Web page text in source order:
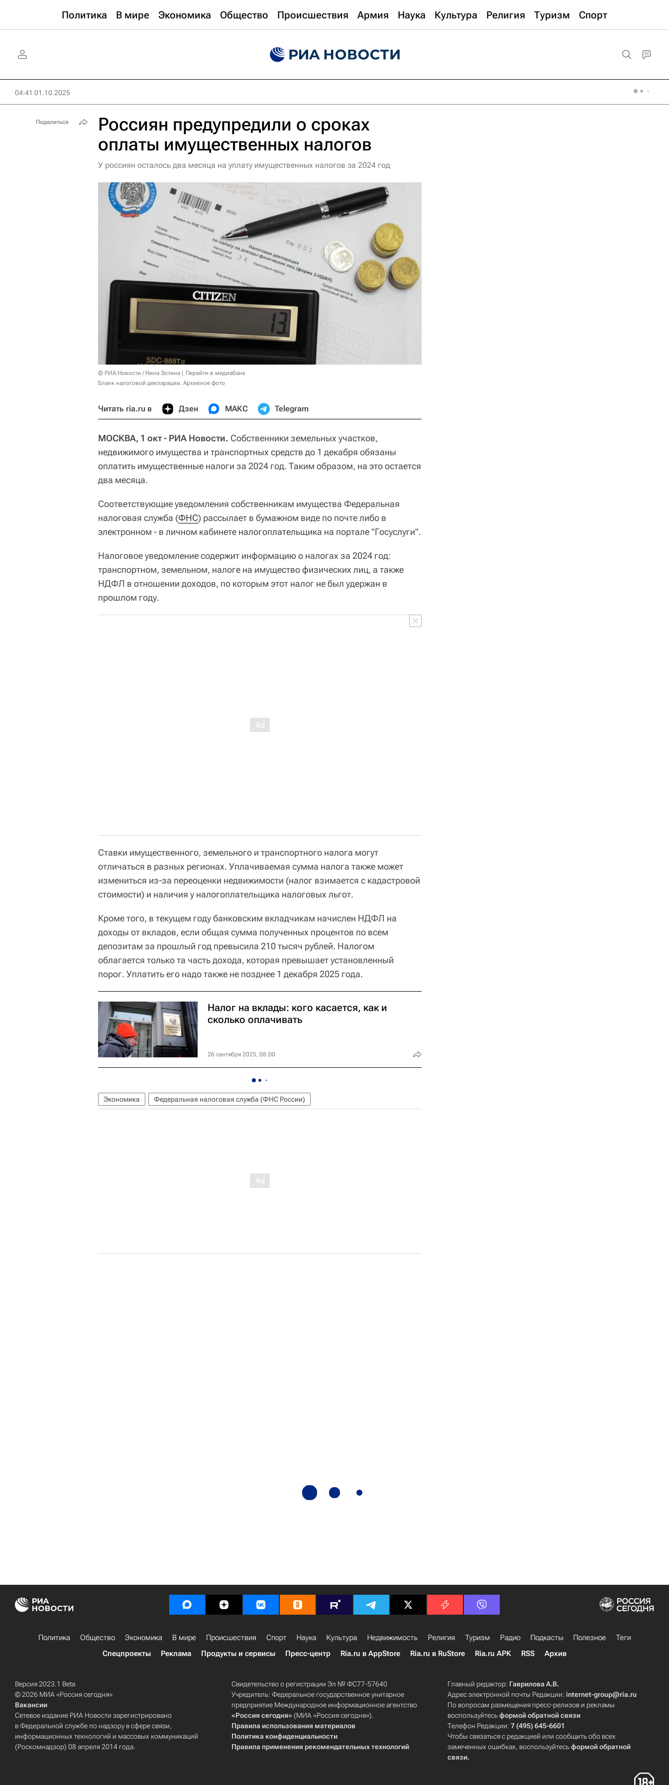
Политика В мире Экономика Общество Происшествия Армия Наука Культура Религия Туризм Спорт
04:41 01.10.2025
Россиян предупредили о сроках
оплаты имущественных налогов
У россиян осталось два месяца на уплату имущественных налогов за 2024 год
© РИА Новости / Нина Зотина
Перейти в медиабанк
Бланк налоговой декларации. Архивное фото
Читать ria.ru в Дзен МАКС Telegram
МОСКВА, 1 окт - РИА Новости. Собственники земельных участков,
недвижимого имущества и транспортных средств до 1 декабря обязаны
оплатить имущественные налоги за 2024 год. Таким образом, на это остается
два месяца.
Соответствующие уведомления собственникам имущества Федеральная
налоговая служба (ФНС) рассылает в бумажном виде по почте либо в
электронном - в личном кабинете налогоплательщика на портале "Госуслуги".
Налоговое уведомление содержит информацию о налогах за 2024 год:
транспортном, земельном, налоге на имущество физических лиц, а также
НДФЛ в отношении доходов, по которым этот налог не был удержан в
прошлом году.
Ставки имущественного, земельного и транспортного налога могут
отличаться в разных регионах. Уплачиваемая сумма налога также может
измениться из-за переоценки недвижимости (налог взимается с кадастровой
стоимости) и наличия у налогоплательщика налоговых льгот.
Кроме того, в текущем году банковским вкладчикам начислен НДФЛ на
доходы от вкладов, если общая сумма полученных процентов по всем
депозитам за прошлый год превысила 210 тысяч рублей. Налогом
облагается только та часть дохода, которая превышает установленный
порог. Уплатить его надо также не позднее 1 декабря 2025 года.
Налог на вклады: кого касается, как и
сколько оплачивать
26 сентября 2025, 08:00
Экономика Федеральная налоговая служба (ФНС России)
Поделиться
Политика Общество Экономика В мире Происшествия Спорт Наука Культура Недвижимость Религия Туризм Радио Подкасты Полезное
Теги
Спецпроекты
Реклама Продукты и сервисы Пресс-центр Ria.ru в AppStore Ria.ru в RuStore Ria.ru APK RSS Архив
Версия 2023.1 Beta
© 2026 МИА «Россия сегодня»
Вакансии
Сетевое издание РИА Новости зарегистрировано
в Федеральной службе по надзору в сфере связи,
информационных технологий и массовых коммуникаций
(Роскомнадзор) 08 апреля 2014 года.
Свидетельство о регистрации Эл № ФС77-57640
Учредитель: Федеральное государственное унитарное
предприятие Международное информационное агентство
«Россия сегодня» (МИА «Россия сегодня»).
Правила использования материалов
Политика конфиденциальности
Правила применения рекомендательных технологий
Главный редактор: Гаврилова А.В.
Адрес электронной почты Редакции:internet-group@ria.ru
По вопросам размещения пресс-релизов и рекламы
воспользуйтесьформой обратной связи
Телефон Редакции:7 (495) 645-6601
Чтобы связаться с редакцией или сообщить обо всех
замеченных ошибках, воспользуйтесьформой обратной
связи.